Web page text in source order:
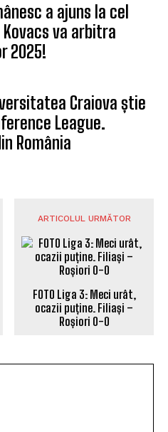
a ajuns la cel
va arbitra
2025!
Craiova știe
League.
România
ARTICOLUL URMĂTOR
FOTO Liga 3: Meci urât,
ocazii puține. Filiași –
Roșiori 0-0